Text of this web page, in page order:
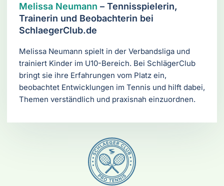
Melissa Neumann – Tennisspielerin,
Trainerin und Beobachterin bei
SchlaegerClub.de
Melissa Neumann spielt in der Verbandsliga und
trainiert Kinder im U10-Bereich. Bei SchlägerClub
bringt sie ihre Erfahrungen vom Platz ein,
beobachtet Entwicklungen im Tennis und hilft dabei,
Themen verständlich und praxisnah einzuordnen.